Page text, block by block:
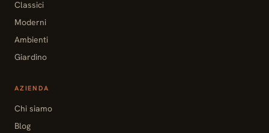
Classici
Moderni
Ambienti
Giardino
AZIENDA
Chi siamo
Blog